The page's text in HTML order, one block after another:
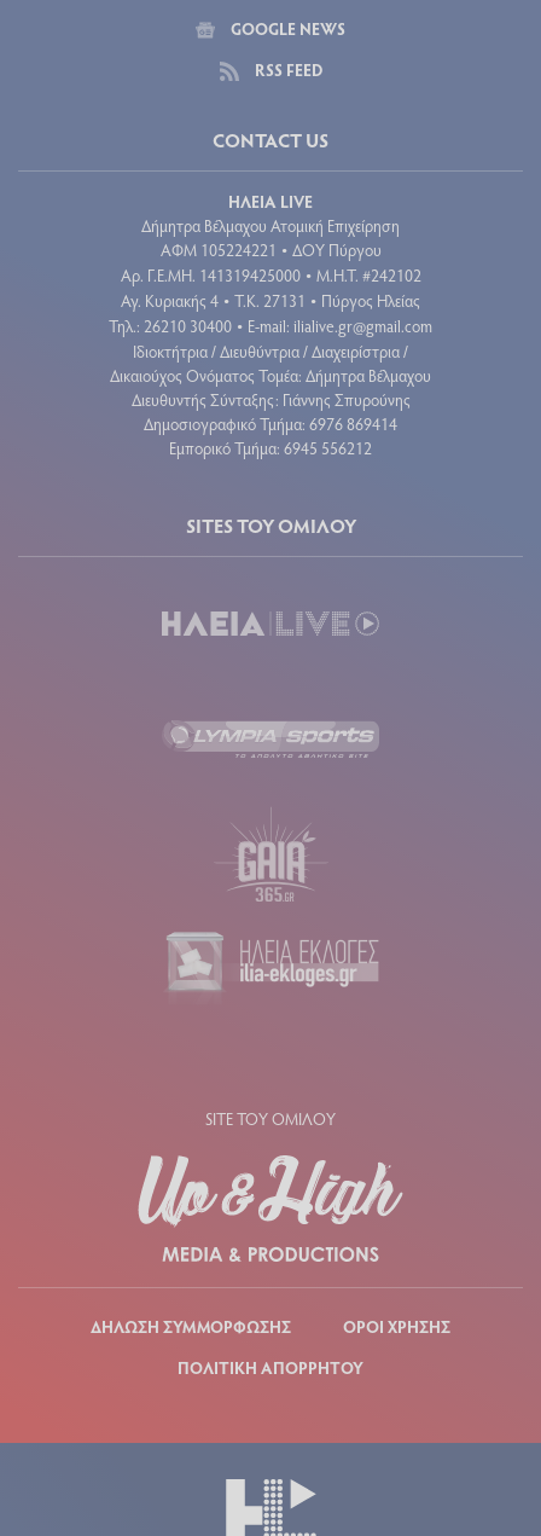
GOOGLE NEWS
RSS FEED
CONTACT US
ΗΛΕΙΑ LIVE
Δήμητρα Βέλμαχου Ατομική Επιχείρηση
ΑΦΜ 105224221 • ΔΟΥ Πύργου
Aρ. Γ.Ε.ΜΗ. 141319425000 • Μ.Η.Τ. #242102
Αγ. Κυριακής 4 • Τ.Κ. 27131 • Πύργος Ηλείας
Τηλ.: 26210 30400 • E-mail: ilialive.gr@gmail.com
Ιδιοκτήτρια / Διευθύντρια / Διαχειρίστρια /
Δικαιούχος Ονόματος Τομέα: Δήμητρα Βέλμαχου
Διευθυντής Σύνταξης: Γιάννης Σπυρούνης
Δημοσιογραφικό Τμήμα: 6976 869414
Εμπορικό Τμήμα: 6945 556212
SITES ΤΟΥ ΟΜΙΛΟΥ
SITE ΤΟΥ ΟΜΙΛΟΥ
ΔΗΛΩΣΗ ΣΥΜΜΟΡΦΩΣΗΣ
ΟΡΟΙ ΧΡΗΣΗΣ
ΠΟΛΙΤΙΚΗ ΑΠΟΡΡΗΤΟΥ